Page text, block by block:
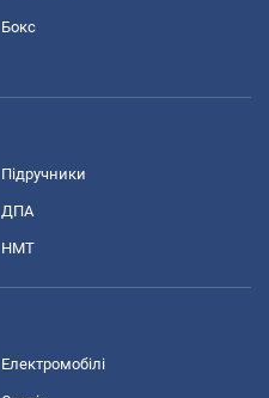
Бокс
Підручники
ДПА
НМТ
Електромобілі